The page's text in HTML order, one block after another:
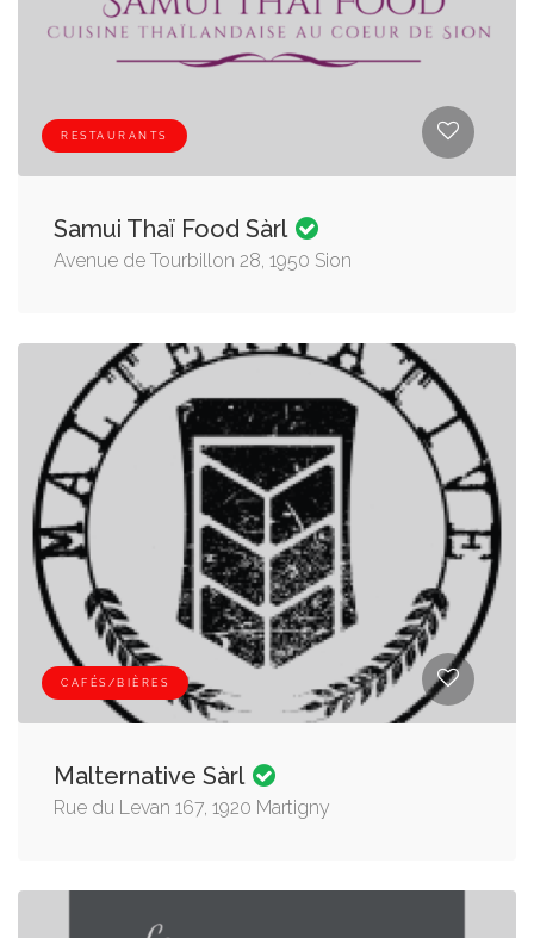
RESTAURANTS
Samui Thaï Food Sàrl
Avenue de Tourbillon 28, 1950 Sion
CAFÉS/BIÈRES
Malternative Sàrl
Rue du Levan 167, 1920 Martigny